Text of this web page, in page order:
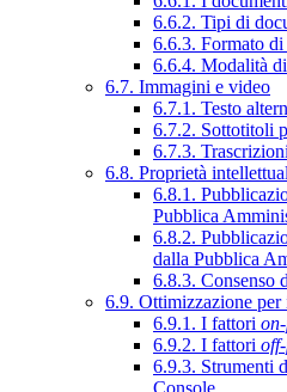
6.6.2. Tipi di
6.6.3. Formato
6.6.4. Modalità
6.7. Immagini e video
6.7.1. Testo
6.7.2. Sottotitoli
6.7.3.
6.8. Proprietà
6.8.1.
Pubblica
6.8.2.
dalla Pubblica
6.8.3. Consenso
6.9. Ottimizzazione
6.9.1. I fattori
6.9.2. I fattori
6.9.3. Strumenti
Console